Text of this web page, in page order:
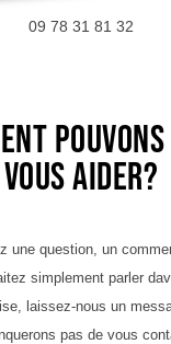
09 78 31 81 32
vous aider?
une question, un
simplement parler
laissez-nous un
pas de vous